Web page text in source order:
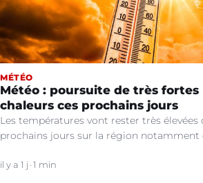
MÉTÉO
Météo : poursuite de très fortes
chaleurs ces prochains jours
Les températures vont rester très élevées
prochains jours sur la région notamment
il y a 1 j 1 min